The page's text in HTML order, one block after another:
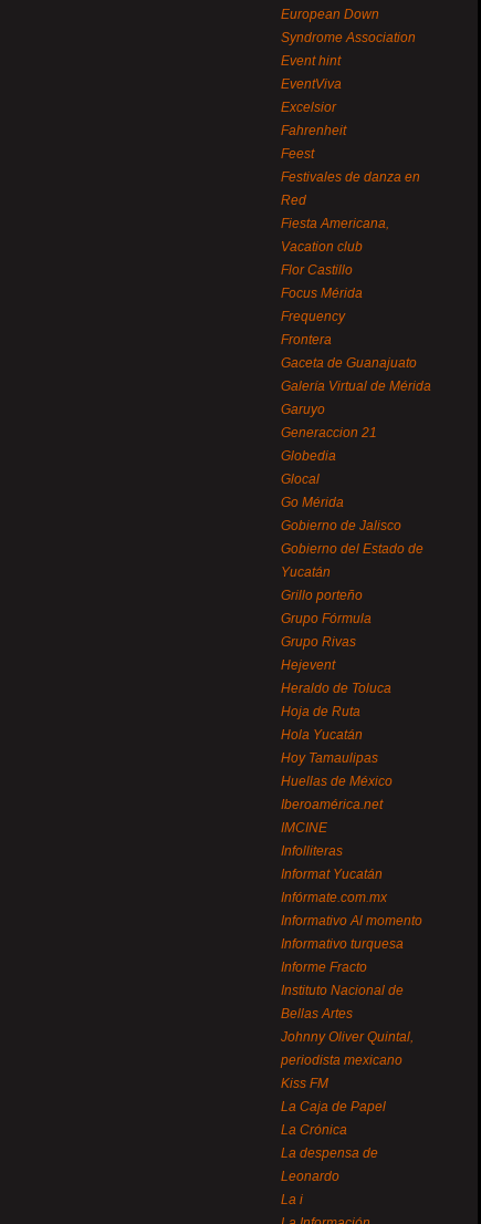
European Down
Syndrome Association
Event hint
EventViva
Excelsior
Fahrenheit
Feest
Festivales de danza en
Red
Fiesta Americana,
Vacation club
Flor Castillo
Focus Mérida
Frequency
Frontera
Gaceta de Guanajuato
Galería Virtual de Mérida
Garuyo
Generaccion 21
Globedia
Glocal
Go Mérida
Gobierno de Jalisco
Gobierno del Estado de
Yucatán
Grillo porteño
Grupo Fórmula
Grupo Rivas
Hejevent
Heraldo de Toluca
Hoja de Ruta
Hola Yucatán
Hoy Tamaulipas
Huellas de México
Iberoamérica.net
IMCINE
Infolliteras
Informat Yucatán
Infórmate.com.mx
Informativo Al momento
Informativo turquesa
Informe Fracto
Instituto Nacional de
Bellas Artes
Johnny Oliver Quintal,
periodista mexicano
Kiss FM
La Caja de Papel
La Crónica
La despensa de
Leonardo
La i